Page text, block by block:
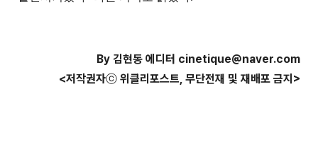
By 김현동 에디터 cinetique@naver.com
<저작권자ⓒ 위클리포스트, 무단전재 및 재배포 금지>